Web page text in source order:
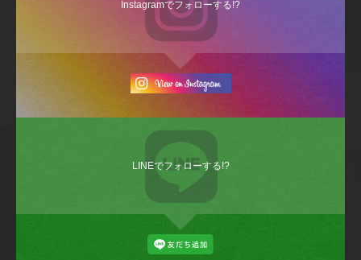
Instagramでフォローする!?
LINEでフォローする!?